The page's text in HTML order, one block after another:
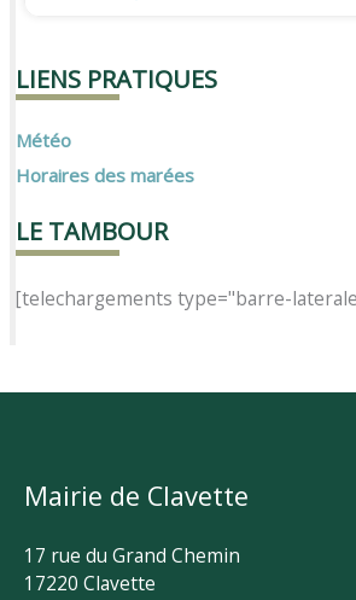
LIENS PRATIQUES
Météo
Horaires des marées
LE TAMBOUR
[telechargements type="barre-
Mairie de Clavette
17 rue du Grand Chemin
17220 Clavette